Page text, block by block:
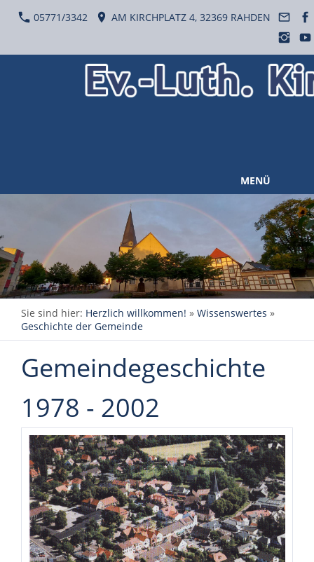
05771/3342 AM KIRCHPLATZ 4, 32369 RAHDEN
MENÜ
Sie sind hier: Herzlich willkommen! » Wissenswertes »
Geschichte der Gemeinde
Gemeindegeschichte
1978 - 2002